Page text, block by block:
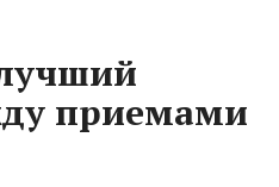
приемами